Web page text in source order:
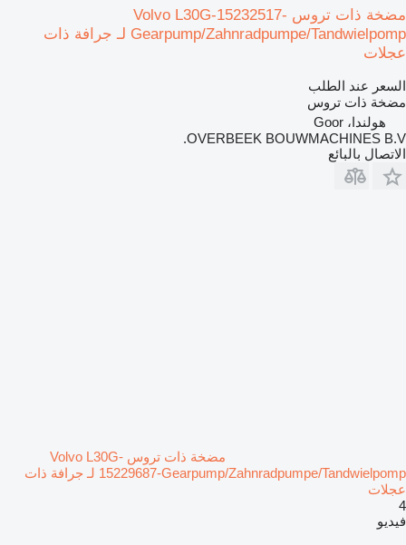
مضخة ذات تروس Volvo L30G-15232517-
Gearpump/Zahnradpumpe/Tandwielpomp لـ جرافة ذات
عجلات
السعر عند الطلب
مضخة ذات تروس
هولندا، Goor
OVERBEEK BOUWMACHINES B.V.
الاتصال بالبائع
مضخة ذات تروس Volvo L30G-
15229687-Gearpump/Zahnradpumpe/Tandwielpomp لـ جرافة ذات
عجلات
4
فيديو